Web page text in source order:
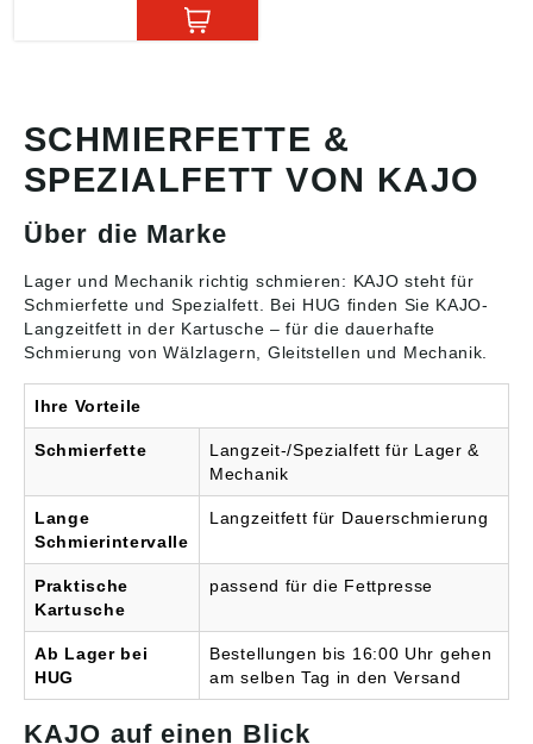
korrosionsschützend
hohe Walkstabilität Es
Geräte des Bereiches
Bau-Steine-Erden.
NLGI-Klasse: 2 (DIN 51
818) empfohlen.
500 g Angaben gemäß
dnung ((EU) 2023/998):
KAJO GmbH,
Boschstr.13, 59609
Anroechte, DE,
schmierstoffe@KAJO.de
SCHMIERFETTE &
SPEZIALFETT VON KAJO
Über die Marke
Lager und Mechanik richtig schmieren: KAJO steht für
Schmierfette und Spezialfett . Bei HUG finden Sie KAJO-
Langzeitfett in der Kartusche – für die dauerhafte
Schmierung von Wälzlagern, Gleitstellen und Mechanik.
Ihre Vorteile
Schmierfette
Langzeit-/Spezialfett für Lager &
Mechanik
Lange
Schmierintervalle
Langzeitfett für Dauerschmierung
Praktische
Kartusche
passend für die Fettpresse
Ab Lager bei
HUG
Bestellungen bis 16:00 Uhr gehen
am selben Tag in den Versand
KAJO auf einen Blick